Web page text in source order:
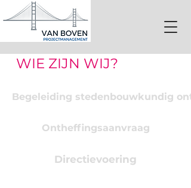
WIE ZIJN WIJ?
Begeleiding stedenbouwkundig
Ontheffingsaanvraag
Directievoering